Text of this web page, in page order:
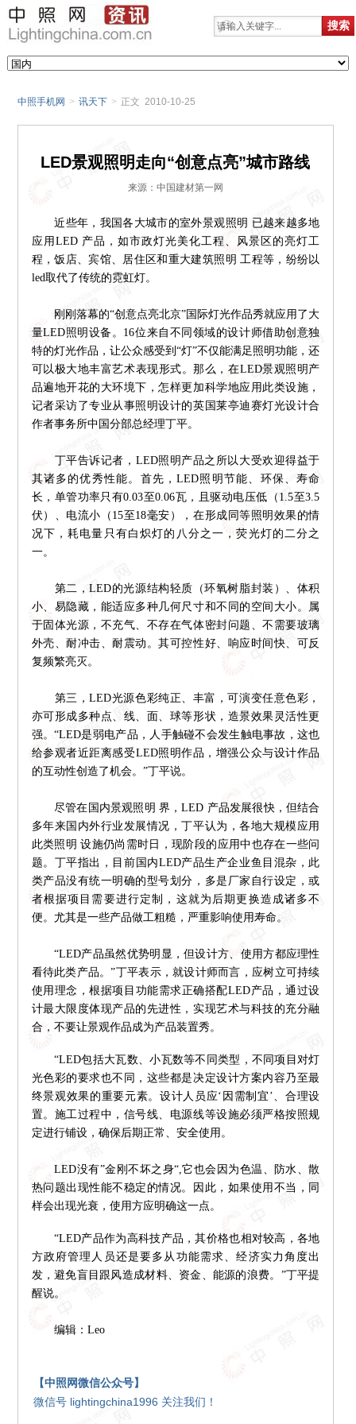
中照手机网 > 讯天下 > 正文 2010-10-25
LED景观照明走向“创意点亮”城市路线
来源：中国建材第一网
近些年，我国各大城市的室外景观照明 已越来越多地
应用LED 产品，如市政灯光美化工程、风景区的亮灯工
程，饭店、宾馆、居住区和重大建筑照明 工程等，纷纷以
led取代了传统的霓虹灯。
刚刚落幕的“创意点亮北京”国际灯光作品秀就应用了大
量LED照明设备。16位来自不同领域的设计师借助创意独
特的灯光作品，让公众感受到“灯”不仅能满足照明功能，还
可以极大地丰富艺术表现形式。那么，在LED景观照明产
品遍地开花的大环境下，怎样更加科学地应用此类设施，
记者采访了专业从事照明设计的英国莱亭迪赛灯光设计合
作者事务所中国分部总经理丁平。
丁平告诉记者，LED照明产品之所以大受欢迎得益于
其诸多的优秀性能。首先，LED照明节能、环保、寿命
长，单管功率只有0.03至0.06瓦，且驱动电压低（1.5至3.5
伏）、电流小（15至18毫安），在形成同等照明效果的情
况下，耗电量只有白炽灯的八分之一，荧光灯的二分之
一。
第二，LED的光源结构轻质（环氧树脂封装）、体积
小、易隐藏，能适应多种几何尺寸和不同的空间大小。属
于固体光源，不充气、不存在气体密封问题、不需要玻璃
外壳、耐冲击、耐震动。其可控性好、响应时间快、可反
复频繁亮灭。
第三，LED光源色彩纯正、丰富，可演变任意色彩，
亦可形成多种点、线、面、球等形状，造景效果灵活性更
强。“LED是弱电产品，人手触碰不会发生触电事故，这也
给参观者近距离感受LED照明作品，增强公众与设计作品
的互动性创造了机会。”丁平说。
尽管在国内景观照明 界，LED 产品发展很快，但结合
多年来国内外行业发展情况，丁平认为，各地大规模应用
此类照明 设施仍尚需时日，现阶段的应用中也存在一些问
题。丁平指出，目前国内LED产品生产企业鱼目混杂，此
类产品没有统一明确的型号划分，多是厂家自行设定，或
者根据项目需要进行定制，这就为后期更换造成诸多不
便。尤其是一些产品做工粗糙，严重影响使用寿命。
“LED产品虽然优势明显，但设计方、使用方都应理性
看待此类产品。”丁平表示，就设计师而言，应树立可持续
使用理念，根据项目功能需求正确搭配LED产品，通过设
计最大限度体现产品的先进性，实现艺术与科技的充分融
合，不要让景观作品成为产品装置秀。
“LED包括大瓦数、小瓦数等不同类型，不同项目对灯
光色彩的要求也不同，这些都是决定设计方案内容乃至最
终景观效果的重要元素。设计人员应‘因需制宜’、合理设
置。施工过程中，信号线、电源线等设施必须严格按照规
定进行铺设，确保后期正常、安全使用。
LED没有”金刚不坏之身“,它也会因为色温、防水、散
热问题出现性能不稳定的情况。因此，如果使用不当，同
样会出现光衰，使用方应明确这一点。
“LED产品作为高科技产品，其价格也相对较高，各地
方政府管理人员还是要多从功能需求、经济实力角度出
发，避免盲目跟风造成材料、资金、能源的浪费。”丁平提
醒说。
编辑：Leo
【中照网微信公众号】
微信号 lightingchina1996 关注我们！